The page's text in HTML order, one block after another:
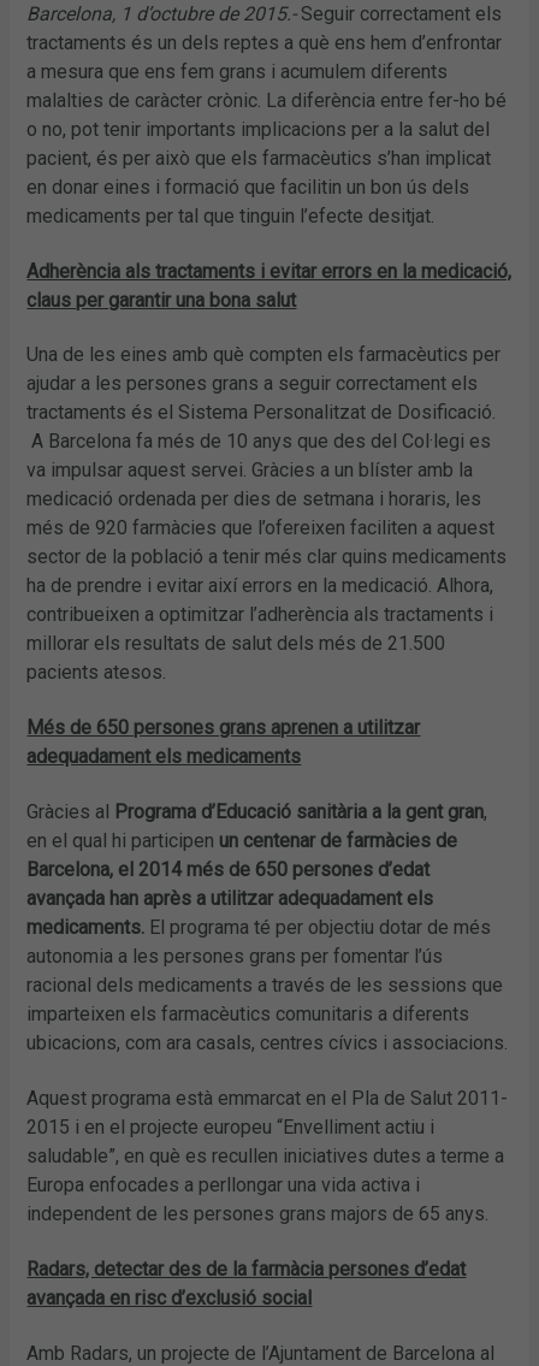
Barcelona, 1 d’octubre de 2015.- Seguir correctament els
tractaments és un dels reptes a què ens hem d’enfrontar
a mesura que ens fem grans i acumulem diferents
malalties de caràcter crònic. La diferència entre fer-ho bé
o no, pot tenir importants implicacions per a la salut del
pacient, és per això que els farmacèutics s’han implicat
en donar eines i formació que facilitin un bon ús dels
medicaments per tal que tinguin l’efecte desitjat.
Adherència als tractaments i evitar errors en la medicació,
claus per garantir una bona salut
Una de les eines amb què compten els farmacèutics per
ajudar a les persones grans a seguir correctament els
tractaments és el Sistema Personalitzat de Dosificació.
A Barcelona fa més de 10 anys que des del Col·legi es
va impulsar aquest servei. Gràcies a un blíster amb la
medicació ordenada per dies de setmana i horaris, les
més de 920 farmàcies que l’ofereixen faciliten a aquest
sector de la població a tenir més clar quins medicaments
ha de prendre i evitar així errors en la medicació. Alhora,
contribueixen a optimitzar l’adherència als tractaments i
millorar els resultats de salut dels més de 21.500
pacients atesos.
Més de 650 persones grans aprenen a utilitzar
adequadament els medicaments
Gràcies al Programa d’Educació sanitària a la gent gran,
en el qual hi participen un centenar de farmàcies de
Barcelona, el 2014 més de 650 persones d’edat
avançada han après a utilitzar adequadament els
medicaments. El programa té per objectiu dotar de més
autonomia a les persones grans per fomentar l’ús
racional dels medicaments a través de les sessions que
imparteixen els farmacèutics comunitaris a diferents
ubicacions, com ara casals, centres cívics i associacions.
Aquest programa està emmarcat en el Pla de Salut 2011-
2015 i en el projecte europeu “Envelliment actiu i
saludable”, en què es recullen iniciatives dutes a terme a
Europa enfocades a perllongar una vida activa i
independent de les persones grans majors de 65 anys.
Radars, detectar des de la farmàcia persones d’edat
avançada en risc d’exclusió social
Amb Radars, un projecte de l’Ajuntament de Barcelona al